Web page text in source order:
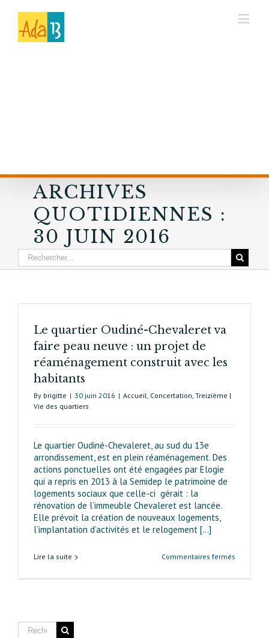
ARCHIVES
QUOTIDIENNES :
30 JUIN 2016
Le quartier Oudiné-Chevaleret va
faire peau neuve : un projet de
réaménagement construit avec les
habitants
By brigitte | 30 juin 2016 | Accueil, Concertation, Treizième |
Vie des quartiers
Le quartier Oudiné-Chevaleret, au sud du 13e
arrondissement, est en plein réaménagement. Des
actions ponctuelles ont été engagées par Elogie
qui a repris en 2013 à la Semidep le patrimoine de
logements sociaux que celle-ci gérait : la
rénovation de l’immeuble Chevaleret est lancée.
Elle prévoit la création de nouveaux logements,
l’implantation d’activités et le relogement [...]
Lire la suite Commentaires fermés